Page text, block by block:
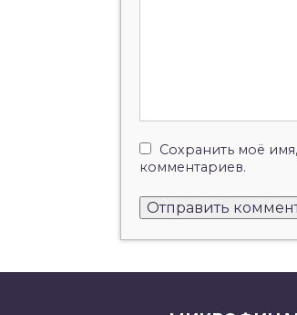
Сохранить моё
комментариев.